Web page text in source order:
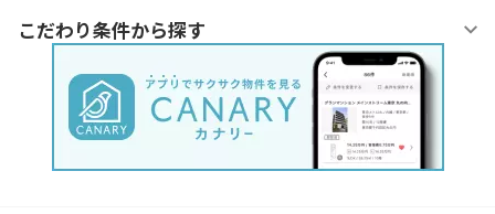
こだわり条件から探す